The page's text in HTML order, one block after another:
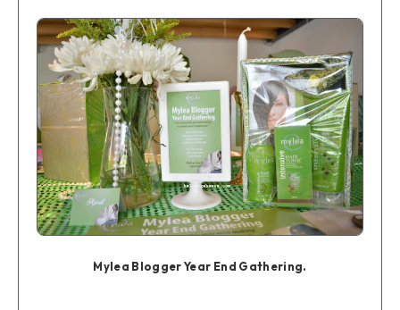
Mylea Blogger Year End Gathering.